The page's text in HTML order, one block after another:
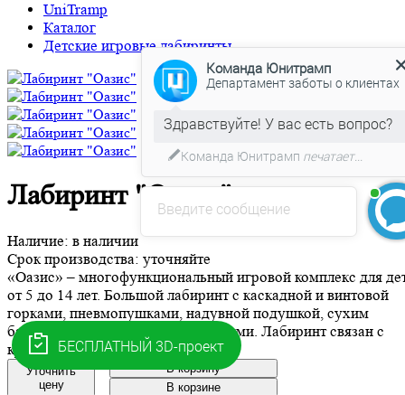
UniTramp
Каталог
Детские игровые лабиринты
Лабиринт "Оазис"
Наличие: в наличии
Срок производства: уточняйте
«Оазис» – многофункциональный игровой комплекс для
от 5 до 14 лет. Большой лабиринт с каскадной и винтовой
горками, пневмопушками, надувной подушкой, сухим
бассейном и мягкими препятствиями. Лабиринт связан с
красочной сетью и башней паука.
Уточнить
цену
В корзину
В корзине
БЕСПЛАТНЫЙ 3D-проект
Введите сообщение
Департамент заботы о клиентах
Здравствуйте! У вас есть вопрос?
Команда Юнитрамп